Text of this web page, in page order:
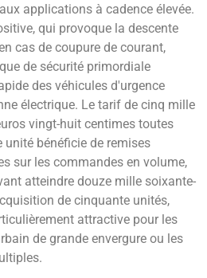
applications à cadence élevée.
qui provoque la descente
cas de coupure de courant,
de sécurité primordiale
des véhicules d'urgence
électrique. Le tarif de cinq mille
vingt-huit centimes toutes
bénéficie de remises
sur les commandes en volume,
atteindre douze mille soixante-
de cinquante unités,
attractive pour les
de grande envergure ou les